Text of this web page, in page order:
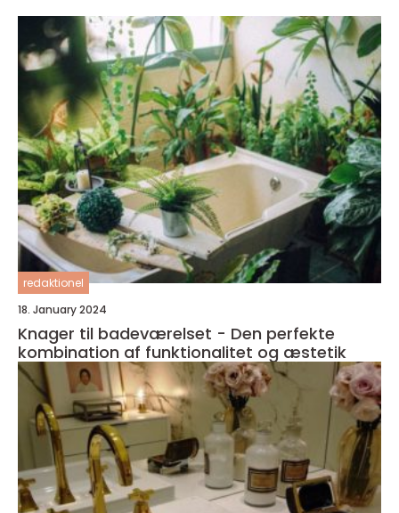
redaktionel
18. January 2024
Knager til badeværelset - Den perfekte
kombination af funktionalitet og æstetik